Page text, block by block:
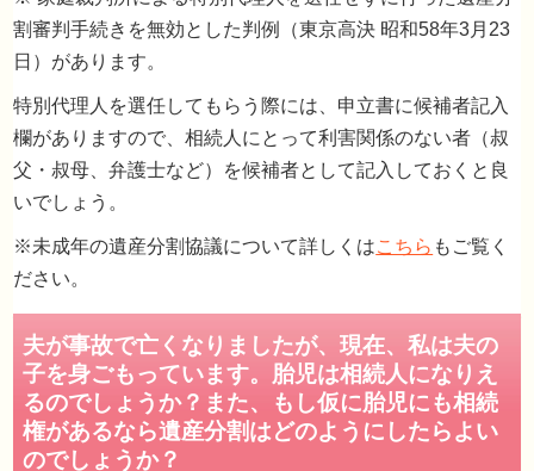
割審判手続きを無効とした判例（東京高決 昭和58年3月23
日）があります。
特別代理人を選任してもらう際には、申立書に候補者記入
欄がありますので、相続人にとって利害関係のない者（叔
父・叔母、弁護士など）を候補者として記入しておくと良
いでしょう。
※未成年の遺産分割協議について詳しくはこちら もご覧く
ださい。